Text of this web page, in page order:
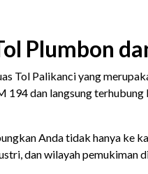
Plumbon
Tol Palikanci yang
194 dan langsung terhubung
Anda tidak hanya ke
dan wilayah pemukiman